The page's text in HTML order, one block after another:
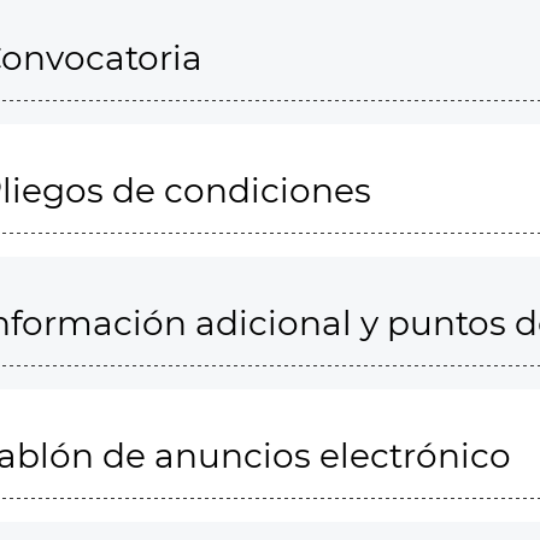
de condiciones
adicional y puntos
de anuncios electrónico